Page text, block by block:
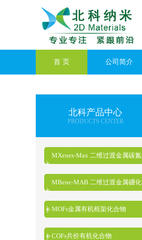
首 页 公司简介
北科产品中心
PRODUCTS CENTER
MXenes-Max 二维过渡金属碳氮
化物
MBene-MAB 二维过渡金属硼化
物
MOFs金属有机框架化合物
COFs共价有机化合物